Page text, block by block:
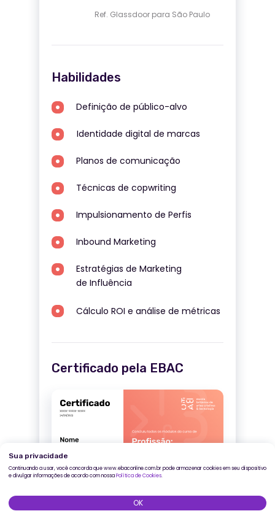
Habilidades
Ref. Glassdoor para São Paulo
Definição de público-alvo
Identidade digital de marcas
Planos de comunicação
Técnicas de copwriting
Impulsionamento de Perfis
Inbound Marketing
Certificado pela EBAC
Estratégias de Marketing
de Influência
Cálculo ROI e análise de métricas
Inscreva-se